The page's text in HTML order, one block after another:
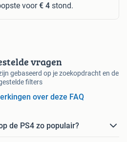
voor€ 4 stond.
vragen
gebaseerd op je zoekopdracht en de
filters
over deze FAQ
de PS4 zo populair?